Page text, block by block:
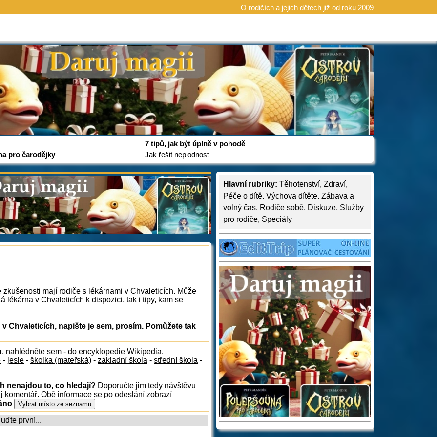
O rodičích a jejich dětech již od roku 2009
pro čarodějky
7 tipů, jak být úplně v pohodě
Jak řešit neplodnost
Hlavní rubriky: Těhotenství, Zdraví,
Péče o dítě, Výchova dítěte, Zábava a
volný čas, Rodiče sobě, Diskuze, Služby
pro rodiče, Speciály
mají rodiče s lékárnami v Chvaleticích. Může
lékárna v Chvaleticích k dispozici, tak i tipy, kam se
Chvaleticích, napište je sem, prosím. Pomůžete tak
, nahlédněte sem - do encyklopedie Wikipedia.
- jesle - školka (mateřská) - základní škola - střední škola -
nenajdou to, co hledají? Doporučte jim tedy návštěvu
Obě informace se po odeslání zobrazí
první...